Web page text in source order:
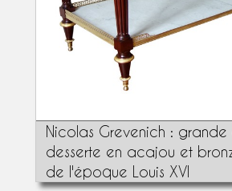
Nicolas Grevenich : grande
desserte en acajou et
de l'époque Louis XVI